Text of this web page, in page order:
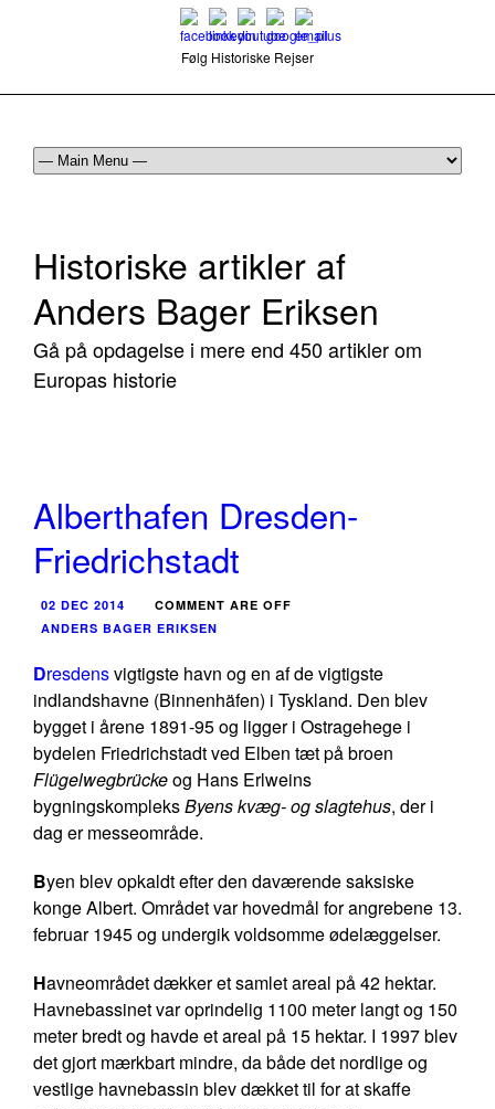
Følg Historiske Rejser
Historiske artikler af
Anders Bager Eriksen
Gå på opdagelse i mere end 450 artikler om
Europas historie
Alberthafen Dresden-
Friedrichstadt
02 DEC 2014
COMMENT ARE OFF
ANDERS BAGER ERIKSEN
Dresdensvigtigste havn og en af de vigtigste
indlandshavne (Binnenhäfen) i Tyskland. Den blev
bygget i årene 1891-95 og ligger i Ostragehege i
bydelen Friedrichstadt ved Elben tæt på broen
Flügelwegbrückeog Hans Erlweins
bygningskompleksByens kvæg- og slagtehus, der i
dag er messeområde.
Byen blev opkaldt efter den daværende saksiske
konge Albert. Området var hovedmål for angrebene 13.
februar 1945 og undergik voldsomme ødelæggelser.
Havneområdet dækker et samlet areal på 42 hektar.
Havnebassinet var oprindelig 1100 meter langt og 150
meter bredt og havde et areal på 15 hektar. I 1997 blev
det gjort mærkbart mindre, da både det nordlige og
vestlige havnebassin blev dækket til for at skaffe